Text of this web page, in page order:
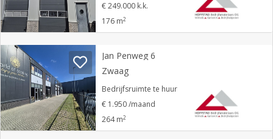
Login
€ 249.000 k.k.
176 m2
Jan Penweg 6
Zwaag
Bedrijfsruimte te huur
€ 1.950 /maand
264 m2